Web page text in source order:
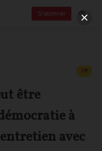
S'abonner
FP
être
à
avec